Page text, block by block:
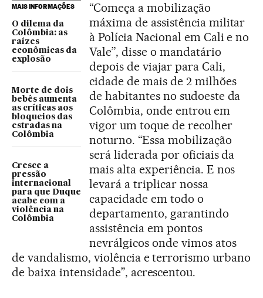
MAIS INFORMAÇÕES
O dilema da
Colômbia: as
raízes
econômicas da
explosão
Morte de dois
bebês aumenta
as críticas aos
bloqueios das
estradas na
Colômbia
Cresce a
pressão
internacional
para que Duque
acabe com a
violência na
Colômbia
“Começa a mobilização
máxima de assistência militar
à Polícia Nacional em Cali e no
Vale”, disse o mandatário
depois de viajar para Cali,
cidade de mais de 2 milhões
de habitantes no sudoeste da
Colômbia, onde entrou em
vigor um toque de recolher
noturno. “Essa mobilização
será liderada por oficiais da
mais alta experiência. E nos
levará a triplicar nossa
capacidade em todo o
departamento, garantindo
assistência em pontos
nevrálgicos onde vimos atos
de vandalismo, violência e terrorismo urbano
de baixa intensidade”, acrescentou.